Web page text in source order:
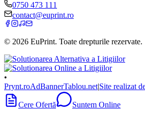
0750 473 111
contact@euprint.ro
© 2026 EuPrint. Toate drepturile rezervate.
•
Prynt.roAdBannerTablou.net|Site realizat
Cere Ofertă Suntem Online